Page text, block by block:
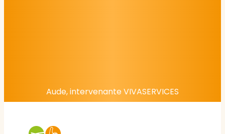
Aude, intervenante VIVASERVICES